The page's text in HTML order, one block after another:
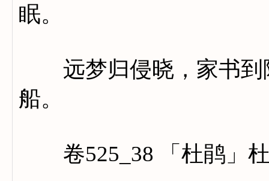
眠。
远梦归侵晓，家书到
船。
卷525_38 「杜鹃」